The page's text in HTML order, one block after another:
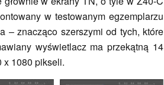
w testowanym egzemplarzu
– znacząco szerszymi od tych, które
wyświetlacz ma przekątną 14
x 1080 pikseli.